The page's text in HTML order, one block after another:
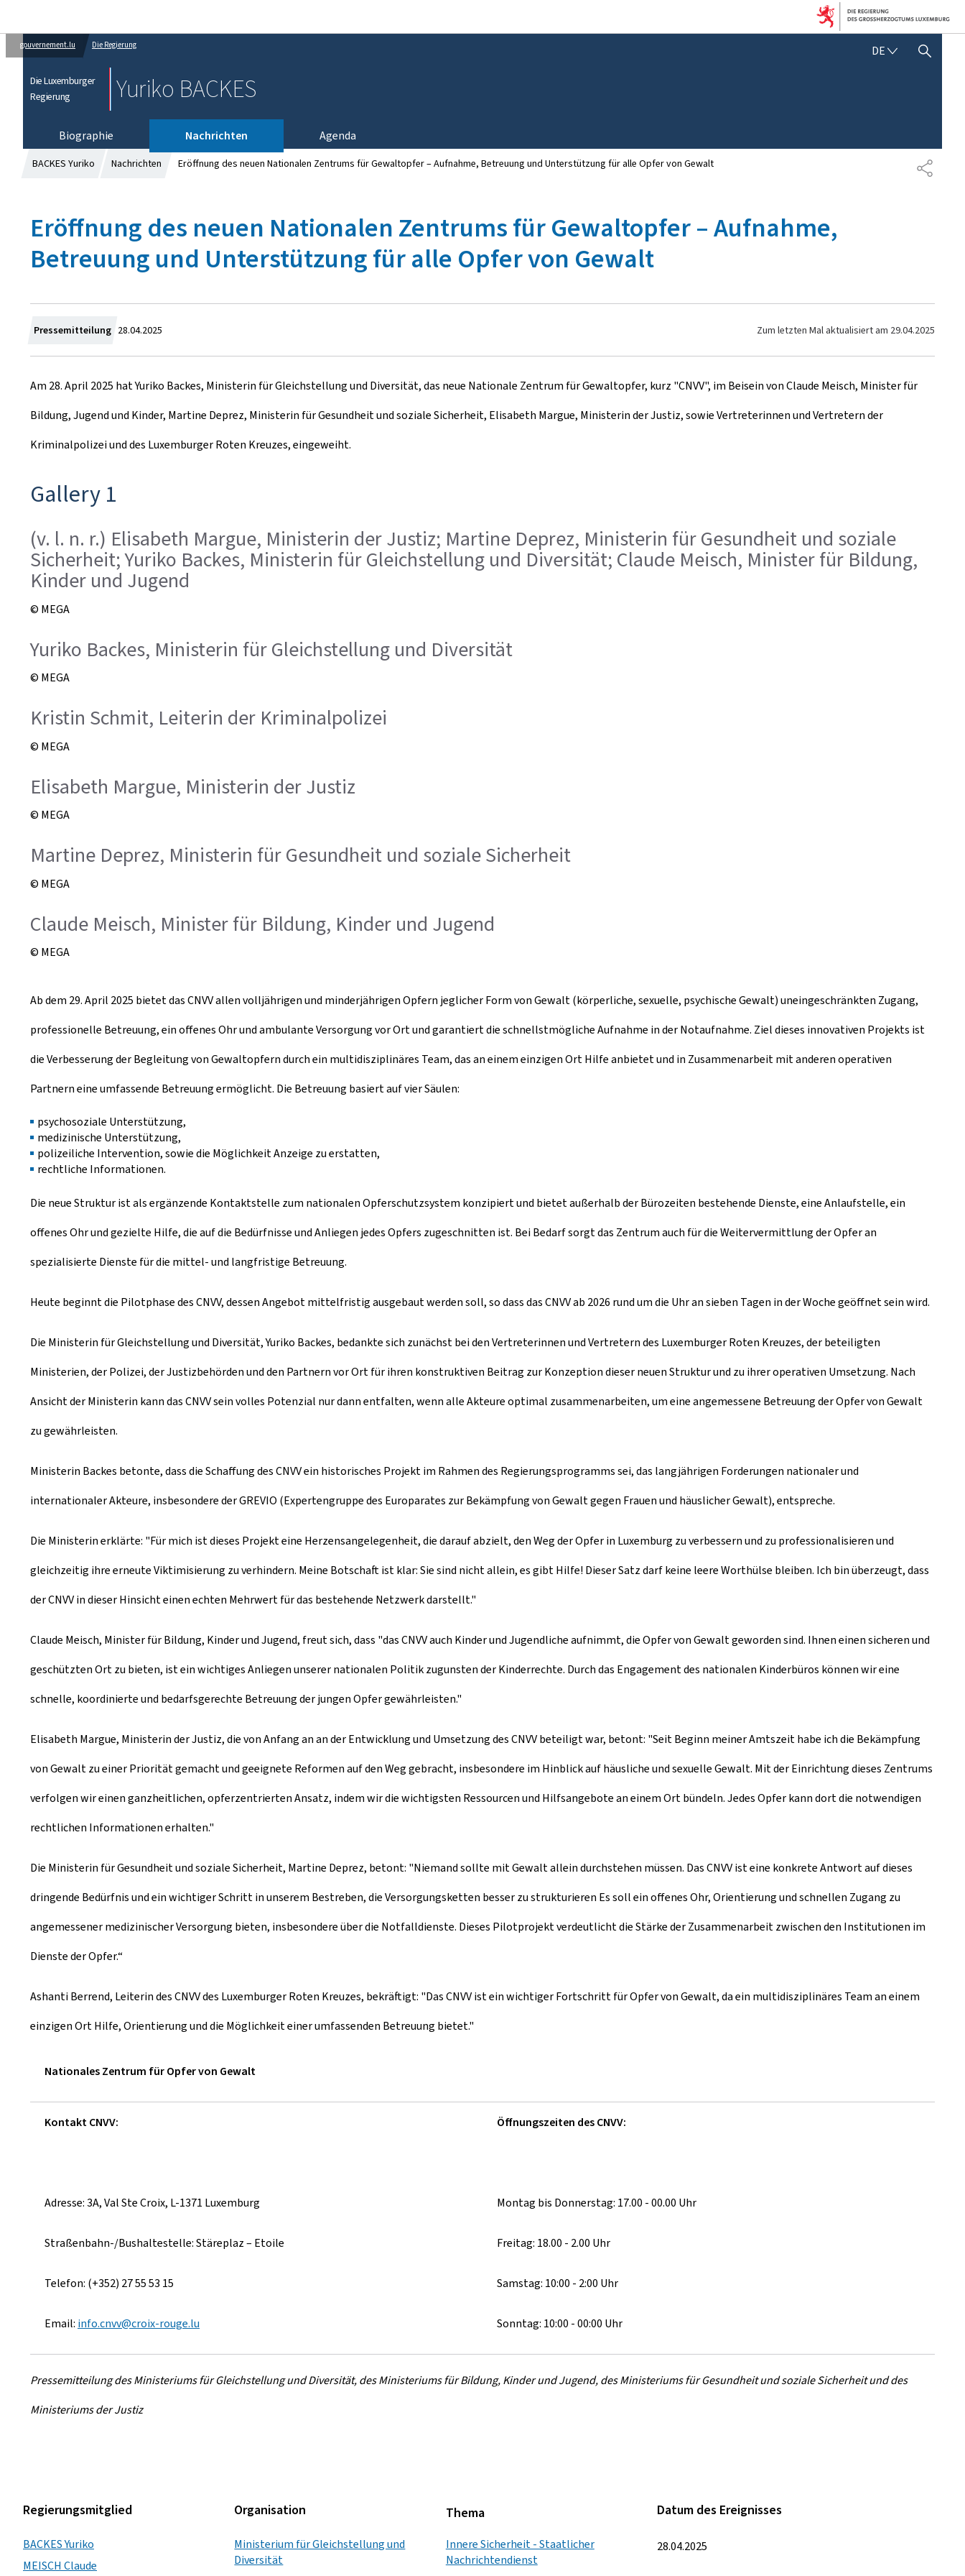
gouvernement.lu Die Regierung
Die Luxemburger
Regierung
Yuriko BACKES
DED
SUCHFLED ANZEIGEN / SCHLIESSEN
Biographie Nachrichten Agenda
T
E
BACKES Yuriko Nachrichten Eröffnung des neuen Nationalen Zentrums für Gewaltopfer – Aufnahme, Betreuung und Unterstützung für alle Opfer von Gewalt
Eröffnung des neuen Nationalen Zentrums für Gewaltopfer – Aufnahme,
Betreuung und Unterstützung für alle Opfer von Gewalt
Pressemitteilung Z
u
m
28.04.2025 Zum letzten Mal aktualisiert am 29.04.2025
Am 28. April 2025 hat Yuriko Backes, Ministerin für Gleichstellung und Diversität, das neue Nationale Zentrum für Gewaltopfer, kurz "CNVV", im Beisein von Claude Meisch, Minister für
Bildung, Jugend und Kinder, Martine Deprez, Ministerin für Gesundheit und soziale Sicherheit, Elisabeth Margue, Ministerin der Justiz, sowie Vertreterinnen und Vertretern der
Kriminalpolizei und des Luxemburger Roten Kreuzes, eingeweiht.
Gallery 1
(v. l. n. r.) Elisabeth Margue, Ministerin der Justiz; Martine Deprez, Ministerin für Gesundheit und soziale
Sicherheit; Yuriko Backes, Ministerin für Gleichstellung und Diversität; Claude Meisch, Minister für Bildung,
Kinder und Jugend
© MEGA
Yuriko Backes, Ministerin für Gleichstellung und Diversität
© MEGA
Kristin Schmit, Leiterin der Kriminalpolizei
© MEGA
Elisabeth Margue, Ministerin der Justiz
© MEGA
Martine Deprez, Ministerin für Gesundheit und soziale Sicherheit
© MEGA
Claude Meisch, Minister für Bildung, Kinder und Jugend
© MEGA
Ab dem 29. April 2025 bietet das CNVV allen volljährigen und minderjährigen Opfern jeglicher Form von Gewalt (körperliche, sexuelle, psychische Gewalt) uneingeschränkten Zugang,
professionelle Betreuung, ein offenes Ohr und ambulante Versorgung vor Ort und garantiert die schnellstmögliche Aufnahme in der Notaufnahme. Ziel dieses innovativen Projekts ist
die Verbesserung der Begleitung von Gewaltopfern durch ein multidisziplinäres Team, das an einem einzigen Ort Hilfe anbietet und in Zusammenarbeit mit anderen operativen
Partnern eine umfassende Betreuung ermöglicht. Die Betreuung basiert auf vier Säulen:
psychosoziale Unterstützung,
medizinische Unterstützung,
polizeiliche Intervention, sowie die Möglichkeit Anzeige zu erstatten,
rechtliche Informationen.
Die neue Struktur ist als ergänzende Kontaktstelle zum nationalen Opferschutzsystem konzipiert und bietet außerhalb der Bürozeiten bestehende Dienste, eine Anlaufstelle, ein
offenes Ohr und gezielte Hilfe, die auf die Bedürfnisse und Anliegen jedes Opfers zugeschnitten ist. Bei Bedarf sorgt das Zentrum auch für die Weitervermittlung der Opfer an
spezialisierte Dienste für die mittel- und langfristige Betreuung.
Heute beginnt die Pilotphase des CNVV, dessen Angebot mittelfristig ausgebaut werden soll, so dass das CNVV ab 2026 rund um die Uhr an sieben Tagen in der Woche geöffnet sein wird.
Die Ministerin für Gleichstellung und Diversität, Yuriko Backes, bedankte sich zunächst bei den Vertreterinnen und Vertretern des Luxemburger Roten Kreuzes, der beteiligten
Ministerien, der Polizei, der Justizbehörden und den Partnern vor Ort für ihren konstruktiven Beitrag zur Konzeption dieser neuen Struktur und zu ihrer operativen Umsetzung. Nach
Ansicht der Ministerin kann das CNVV sein volles Potenzial nur dann entfalten, wenn alle Akteure optimal zusammenarbeiten, um eine angemessene Betreuung der Opfer von Gewalt
zu gewährleisten.
Ministerin Backes betonte, dass die Schaffung des CNVV ein historisches Projekt im Rahmen des Regierungsprogramms sei, das langjährigen Forderungen nationaler und
internationaler Akteure, insbesondere der GREVIO (Expertengruppe des Europarates zur Bekämpfung von Gewalt gegen Frauen und häuslicher Gewalt), entspreche.
Die Ministerin erklärte: "Für mich ist dieses Projekt eine Herzensangelegenheit, die darauf abzielt, den Weg der Opfer in Luxemburg zu verbessern und zu professionalisieren und
gleichzeitig ihre erneute Viktimisierung zu verhindern. Meine Botschaft ist klar: Sie sind nicht allein, es gibt Hilfe! Dieser Satz darf keine leere Worthülse bleiben. Ich bin überzeugt, dass
der CNVV in dieser Hinsicht einen echten Mehrwert für das bestehende Netzwerk darstellt."
Claude Meisch, Minister für Bildung, Kinder und Jugend, freut sich, dass "das CNVV auch Kinder und Jugendliche aufnimmt, die Opfer von Gewalt geworden sind. Ihnen einen sicheren und
geschützten Ort zu bieten, ist ein wichtiges Anliegen unserer nationalen Politik zugunsten der Kinderrechte. Durch das Engagement des nationalen Kinderbüros können wir eine
schnelle, koordinierte und bedarfsgerechte Betreuung der jungen Opfer gewährleisten."
Elisabeth Margue, Ministerin der Justiz, die von Anfang an an der Entwicklung und Umsetzung des CNVV beteiligt war, betont: "Seit Beginn meiner Amtszeit habe ich die Bekämpfung
von Gewalt zu einer Priorität gemacht und geeignete Reformen auf den Weg gebracht, insbesondere im Hinblick auf häusliche und sexuelle Gewalt. Mit der Einrichtung dieses Zentrums
verfolgen wir einen ganzheitlichen, opferzentrierten Ansatz, indem wir die wichtigsten Ressourcen und Hilfsangebote an einem Ort bündeln. Jedes Opfer kann dort die notwendigen
rechtlichen Informationen erhalten."
Die Ministerin für Gesundheit und soziale Sicherheit, Martine Deprez, betont: "Niemand sollte mit Gewalt allein durchstehen müssen. Das CNVV ist eine konkrete Antwort auf dieses
dringende Bedürfnis und ein wichtiger Schritt in unserem Bestreben, die Versorgungsketten besser zu strukturieren Es soll ein offenes Ohr, Orientierung und schnellen Zugang zu
angemessener medizinischer Versorgung bieten, insbesondere über die Notfalldienste. Dieses Pilotprojekt verdeutlicht die Stärke der Zusammenarbeit zwischen den Institutionen im
Dienste der Opfer.“
Ashanti Berrend, Leiterin des CNVV des Luxemburger Roten Kreuzes, bekräftigt: "Das CNVV ist ein wichtiger Fortschritt für Opfer von Gewalt, da ein multidisziplinäres Team an einem
einzigen Ort Hilfe, Orientierung und die Möglichkeit einer umfassenden Betreuung bietet."
Nationales Zentrum für Opfer von Gewalt
Kontakt CNVV:
Adresse: 3A, Val Ste Croix, L-1371 Luxemburg
Straßenbahn-/Bushaltestelle: Stäreplaz – Etoile
Telefon: (+352) 27 55 53 15
Email: info.cnvv@croix-rouge.lu
Öffnungszeiten des CNVV:
Montag bis Donnerstag: 17.00 - 00.00 Uhr
Freitag: 18.00 - 2.00 Uhr
Samstag: 10:00 - 2:00 Uhr
Sonntag: 10:00 - 00:00 Uhr
Pressemitteilung des Ministeriums für Gleichstellung und Diversität, des Ministeriums für Bildung, Kinder und Jugend, des Ministeriums für Gesundheit und soziale Sicherheit und des
Ministeriums der Justiz
Regierungsmitglied
BACKES Yuriko
MEISCH Claude
Organisation
Ministerium für Gleichstellung und
Diversität
Thema
Innere Sicherheit - Staatlicher
Nachrichtendienst
Datum des Ereignisses
28.04.2025